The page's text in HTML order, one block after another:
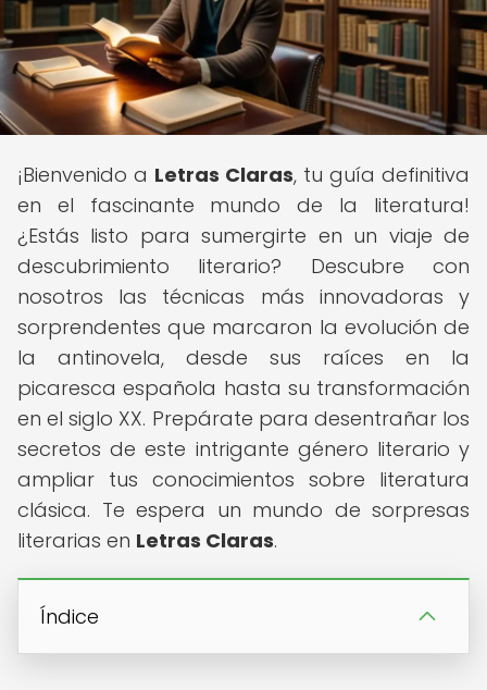
¡Bienvenido a Letras Claras, tu guía definitiva
en el fascinante mundo de la literatura!
¿Estás listo para sumergirte en un viaje de
descubrimiento literario? Descubre con
nosotros las técnicas más innovadoras y
sorprendentes que marcaron la evolución de
la antinovela, desde sus raíces en la
picaresca española hasta su transformación
en el siglo XX. Prepárate para desentrañar los
secretos de este intrigante género literario y
ampliar tus conocimientos sobre literatura
clásica. Te espera un mundo de sorpresas
literarias en Letras Claras.
Índice